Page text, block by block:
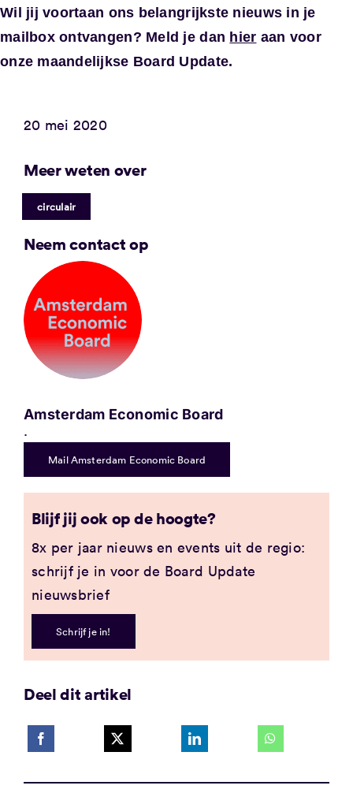
Wil jij voortaan ons belangrijkste nieuws in je
mailbox ontvangen? Meld je dan hier aan voor
onze maandelijkse Board Update.
20 mei 2020
Meer weten over
circulair
Neem contact op
Amsterdam Economic Board
.
Mail Amsterdam Economic Board
Blijf jij ook op de hoogte?
8x per jaar nieuws en events uit de regio:
schrijf je in voor de Board Update
nieuwsbrief
Schrijf je in!
Deel dit artikel